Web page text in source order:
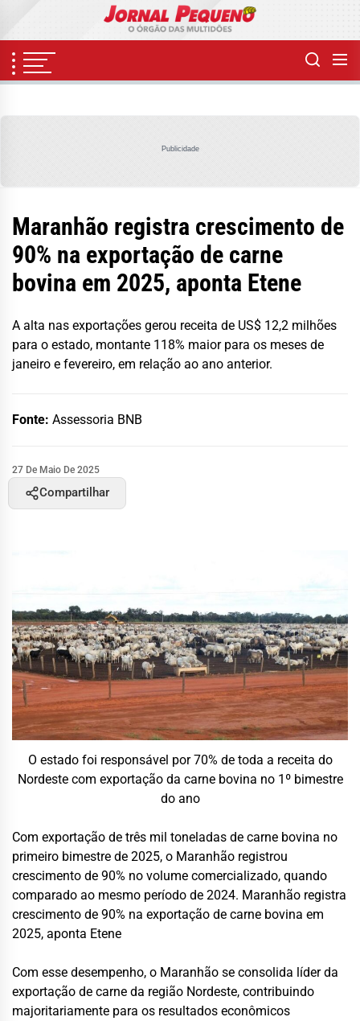
content
Publicidade
Maranhão registra crescimento de
90% na exportação de carne
bovina em 2025, aponta Etene
A alta nas exportações gerou receita de US$ 12,2 milhões
para o estado, montante 118% maior para os meses de
janeiro e fevereiro, em relação ao ano anterior.
Fonte: Assessoria BNB
27 De Maio De 2025
Compartilhar
O estado foi responsável por 70% de toda a receita do
Nordeste com exportação da carne bovina no 1º bimestre
do ano
Com exportação de três mil toneladas de carne bovina no
primeiro bimestre de 2025, o Maranhão registrou
crescimento de 90% no volume comercializado, quando
comparado ao mesmo período de 2024. Maranhão registra
crescimento de 90% na exportação de carne bovina em
2025, aponta Etene
Com esse desempenho, o Maranhão se consolida líder da
exportação de carne da região Nordeste, contribuindo
majoritariamente para os resultados econômicos